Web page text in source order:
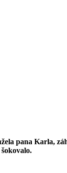
pana Karla,